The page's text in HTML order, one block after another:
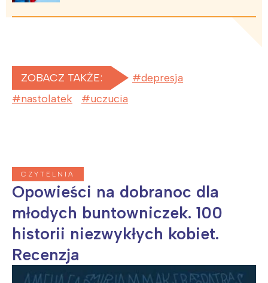
ZOBACZ TAKŻE:
depresja
nastolatek
uczucia
CZYTELNIA
Opowieści na dobranoc dla
młodych buntowniczek. 100
historii niezwykłych kobiet.
Recenzja